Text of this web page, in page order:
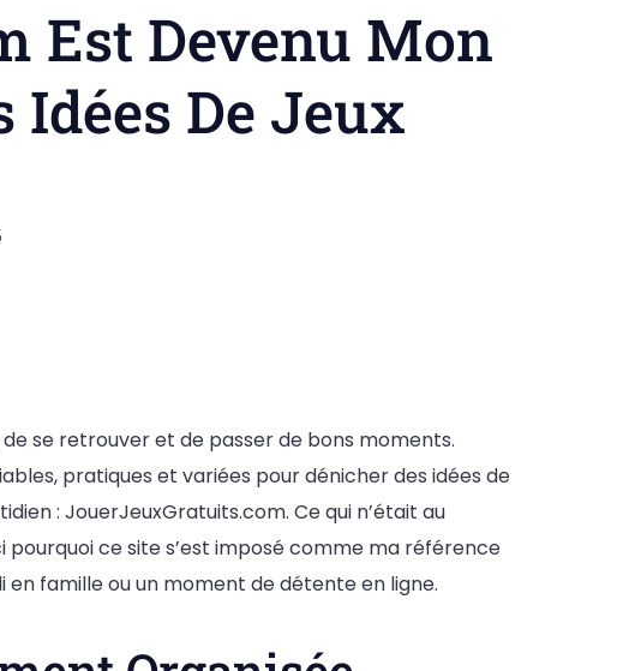
Est Devenu Mon
Idées De Jeux
se retrouver et de passer de bons moments.
pratiques et variées pour dénicher des idées de
: JouerJeuxGratuits.com. Ce qui n’était au
ce site s’est imposé comme ma référence
en famille ou un moment de détente en ligne.